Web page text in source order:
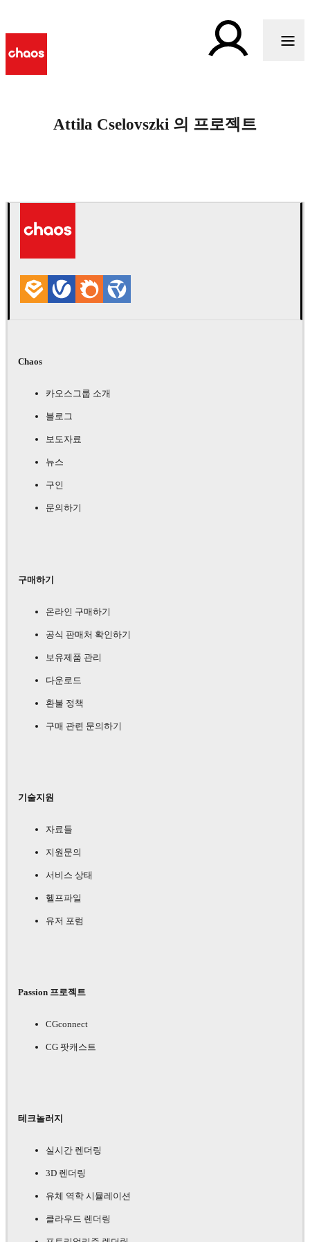
Attila Cselovszki 의 프로젝트
Chaos
카오스그룹 소개
블로그
보도자료
뉴스
구인
문의하기
구매하기
온라인 구매하기
공식 판매처 확인하기
보유제품 관리
다운로드
환불 정책
구매 관련 문의하기
기술지원
자료들
지원문의
서비스 상태
헬프파일
유저 포럼
Passion 프로젝트
CGconnect
CG 팟캐스트
테크놀러지
실시간 렌더링
3D 렌더링
유체 역학 시뮬레이션
클라우드 렌더링